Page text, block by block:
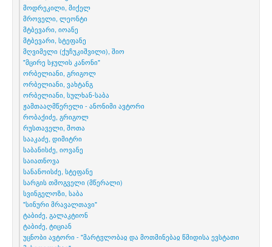
მოდრეკილი, მიქელ
მროველი, ლეონტი
მტბევარი, იოანე
მტბევარი, სტეფანე
მღვიმელი (ქუჩუკიშვილი), შიო
"მცირე სჯულის კანონი"
ორბელიანი, გრიგოლ
ორბელიანი, ვახტანგ
ორბელიანი, სულხან-საბა
ჟამთააღმწერელი - ანონიმი ავტორი
რობაქიძე, გრიგოლ
რუსთაველი, შოთა
სააკაძე, დიმიტრი
საბანისძე, იოვანე
საიათნოვა
სანანოისძე, სტეფანე
სარგის თმოგველი (მწერალი)
სვინგელოზი, საბა
"სინური მრავალთავი"
ტაბიძე, გალაკტიონ
ტაბიძე, ტიციან
უცნობი ავტორი - "მარტჳლობაჲ და მოთმინებაჲ წმიდისა ევსტათი